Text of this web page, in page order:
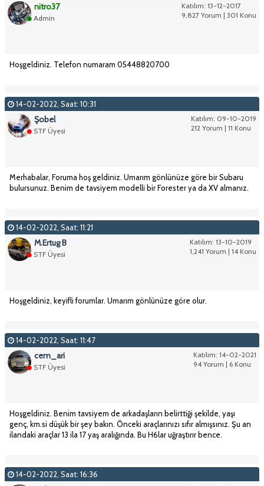
Katılım: 13-12-2017
9,827 Yorum | 301 Konu
nitro37
Admin
Hoşgeldiniz. Telefon numaram 05448820700
14-02-2022, Saat: 10:31
Katılım: 09-10-2019
212 Yorum | 11 Konu
Şobel
STF Üyesi
Merhabalar, Foruma hoş geldiniz. Umarım gönlünüze göre bir Subaru
bulursunuz. Benim de tavsiyem modelli bir Forester ya da XV almanız.
14-02-2022, Saat: 11:21
Katılım: 13-10-2019
1,241 Yorum | 14 Konu
M.Ertug B
STF Üyesi
Hoşgeldiniz, keyifli forumlar. Umarım gönlünüze göre olur.
14-02-2022, Saat: 11:47
Katılım: 14-02-2021
94 Yorum | 6 Konu
cem_ari
STF Üyesi
Hoşgeldiniz. Benim tavsiyem de arkadaşların belirttiği şekilde, yaşı
genç, km.si düşük bir şey bakın. Önceki araçlarınızı sıfır almışsınız. Şu an
ilandaki araçlar 13 ila 17 yaş aralığında. Bu H6lar uğraştırır bence.
14-02-2022, Saat: 16:36